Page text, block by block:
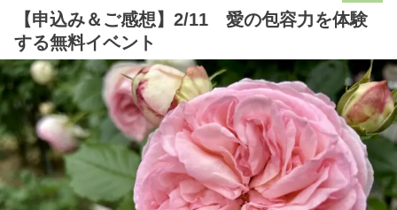
【申込み＆ご感想】2/11 愛の包容力を体験
する無料イベント